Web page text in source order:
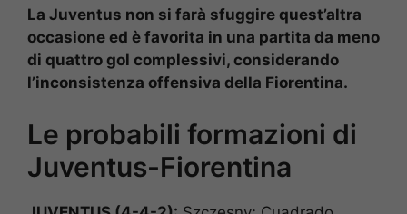
La Juventus non si farà sfuggire quest’altra
occasione ed è favorita in una partita da meno
di quattro gol complessivi, considerando
l’inconsistenza offensiva della Fiorentina.
Le probabili formazioni di
Juventus-Fiorentina